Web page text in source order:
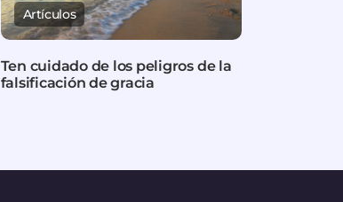
Artículos
Ten cuidado de los peligros de la
falsificación de gracia